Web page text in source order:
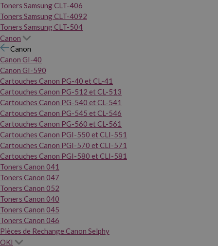
Toners Samsung CLT-406
Toners Samsung CLT-4092
Toners Samsung CLT-504
Canon
Canon
Canon GI-40
Canon GI-590
Cartouches Canon PG-40 et CL-41
Cartouches Canon PG-512 et CL-513
Cartouches Canon PG-540 et CL-541
Cartouches Canon PG-545 et CL-546
Cartouches Canon PG-560 et CL-561
Cartouches Canon PGI-550 et CLI-551
Cartouches Canon PGI-570 et CLI-571
Cartouches Canon PGI-580 et CLI-581
Toners Canon 041
Toners Canon 047
Toners Canon 052
Toners Canon 040
Toners Canon 045
Toners Canon 046
Pièces de Rechange Canon Selphy
OKI